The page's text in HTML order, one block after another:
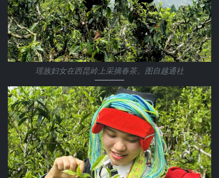
瑶族妇女在西昆岭上采摘春茶。图自越通社